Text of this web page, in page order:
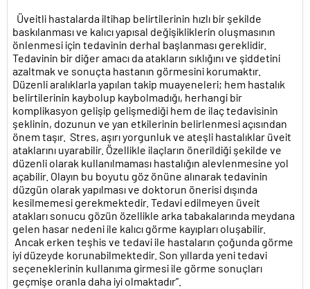
Üveitli hastalarda iltihap belirtilerinin hızlı bir şekilde
baskılanması ve kalıcı yapısal değişikliklerin oluşmasının
önlenmesi için tedavinin derhal başlanması gereklidir.
Tedavinin bir diğer amacı da atakların sıklığını ve şiddetini
azaltmak ve sonuçta hastanın görmesini korumaktır.
Düzenli aralıklarla yapılan takip muayeneleri; hem hastalık
belirtilerinin kaybolup kaybolmadığı, herhangi bir
komplikasyon gelişip gelişmediği hem de ilaç tedavisinin
şeklinin, dozunun ve yan etkilerinin belirlenmesi açısından
önem taşır. Stres, aşırı yorgunluk ve ateşli hastalıklar üveit
ataklarını uyarabilir. Özellikle ilaçların önerildiği şekilde ve
düzenli olarak kullanılmaması hastalığın alevlenmesine yol
açabilir. Olayın bu boyutu göz önüne alınarak tedavinin
düzgün olarak yapılması ve doktorun önerisi dışında
kesilmemesi gerekmektedir. Tedavi edilmeyen üveit
atakları sonucu gözün özellikle arka tabakalarında meydana
gelen hasar nedeni ile kalıcı görme kayıpları oluşabilir.
Ancak erken teşhis ve tedavi ile hastaların çoğunda görme
iyi düzeyde korunabilmektedir. Son yıllarda yeni tedavi
seçeneklerinin kullanıma girmesi ile görme sonuçları
geçmişe oranla daha iyi olmaktadır”.